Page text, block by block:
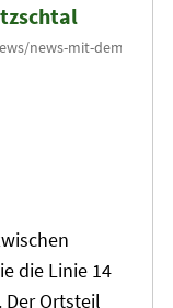
die Linie 14
Ortsteil